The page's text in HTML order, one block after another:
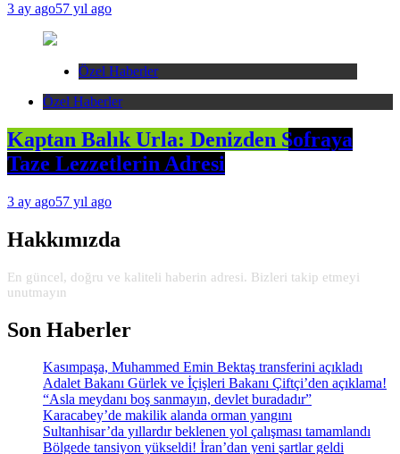
3 ay ago57 yıl ago
Özel Haberler
Özel Haberler
Kaptan Balık Urla: Denizden Sofraya
Taze Lezzetlerin Adresi
3 ay ago57 yıl ago
Hakkımızda
En güncel, doğru ve kaliteli haberin adresi. Bizleri takip etmeyi
unutmayın
Son Haberler
Kasımpaşa, Muhammed Emin Bektaş transferini açıkladı
Adalet Bakanı Gürlek ve İçişleri Bakanı Çiftçi’den açıklama!
“Asla meydanı boş sanmayın, devlet buradadır”
Karacabey’de makilik alanda orman yangını
Sultanhisar’da yıllardır beklenen yol çalışması tamamlandı
Bölgede tansiyon yükseldi! İran’dan yeni şartlar geldi